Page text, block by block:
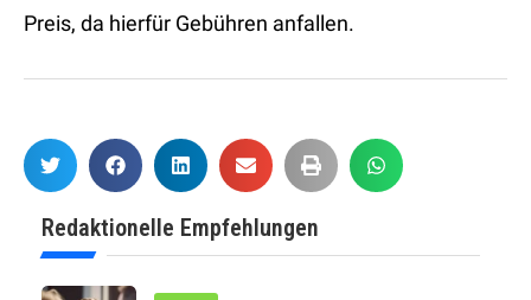
Preis, da hierfür Gebühren anfallen.
Redaktionelle Empfehlungen